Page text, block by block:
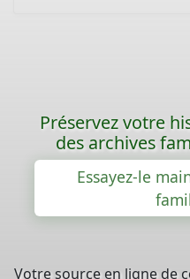
Préservez votre
des archives
Essayez-le
Votre source en ligne de